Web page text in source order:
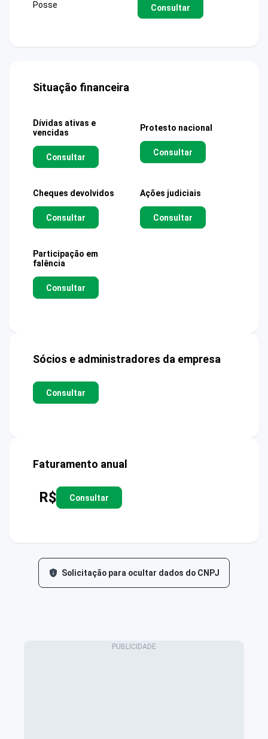
Posse Consultar
Situação financeira
Dívidas ativas e
vencidas
Consultar
Protesto nacional
Consultar
Cheques devolvidos
Consultar
Ações judiciais
Consultar
Participação em
falência
Consultar
Sócios e administradores da empresa
Consultar
Faturamento anual
R$ Consultar
Solicitação para ocultar dados do CNPJ